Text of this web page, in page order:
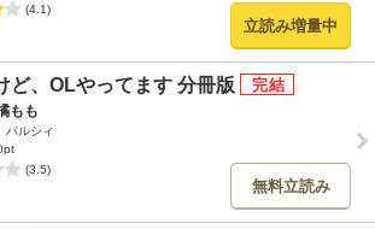
(4.1)
立読み増量中
ど、OLやってます 分冊版
もも
パルシィ
(3.5)
無料立読み